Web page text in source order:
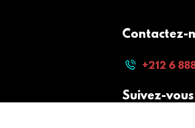
Contactez-
+212 6
Suivez-vous